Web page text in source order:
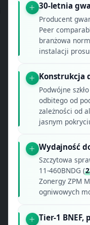
30-letnia
Producent
Peer
branżowa
instalacji
Konstrukcja
Podwójne
odbitego od
zależności od
jasnym
Wydajność
Szczytowa
11-460BNDG (
Zonergy ZPM
ogniwowych
Tier-1 BNEF,